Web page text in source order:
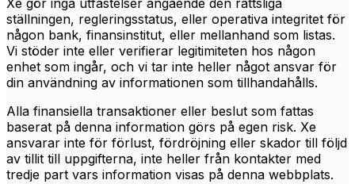
Xe gör inga utfästelser angående den rättsliga
ställningen, regleringsstatus, eller operativa integritet för
någon bank, finansinstitut, eller mellanhand som listas.
Vi stöder inte eller verifierar legitimiteten hos någon
enhet som ingår, och vi tar inte heller något ansvar för
din användning av informationen som tillhandahålls.
Alla finansiella transaktioner eller beslut som fattas
baserat på denna information görs på egen risk. Xe
ansvarar inte för förlust, fördröjning eller skador till följd
av tillit till uppgifterna, inte heller från kontakter med
tredje part vars information visas på denna webbplats.